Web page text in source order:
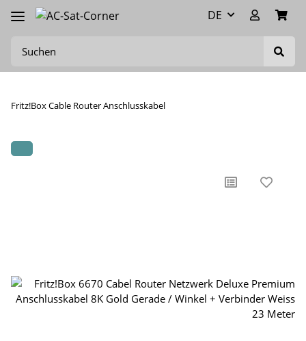
DE
Fritz!Box Cable Router Anschlusskabel